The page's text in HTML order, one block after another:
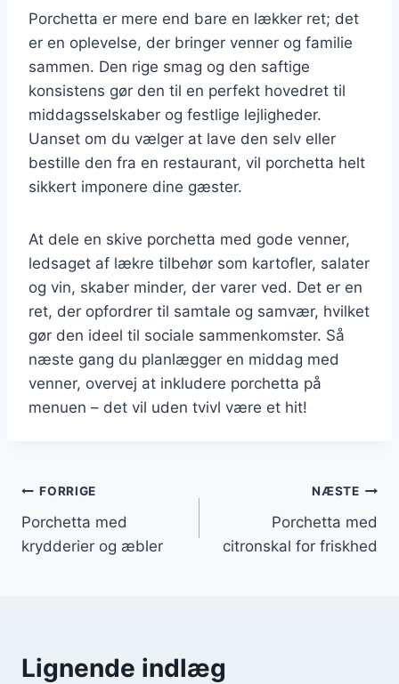
Porchetta er mere end bare en lækker ret; det
er en oplevelse, der bringer venner og familie
sammen. Den rige smag og den saftige
konsistens gør den til en perfekt hovedret til
middagsselskaber og festlige lejligheder.
Uanset om du vælger at lave den selv eller
bestille den fra en restaurant, vil porchetta helt
sikkert imponere dine gæster.
At dele en skive porchetta med gode venner,
ledsaget af lækre tilbehør som kartofler, salater
og vin, skaber minder, der varer ved. Det er en
ret, der opfordrer til samtale og samvær, hvilket
gør den ideel til sociale sammenkomster. Så
næste gang du planlægger en middag med
venner, overvej at inkludere porchetta på
menuen – det vil uden tvivl være et hit!
Indlægsnavigation
FORRIGE
Porchetta med
krydderier og æbler
NÆSTE
Porchetta med
citronskal for friskhed
Lignende indlæg